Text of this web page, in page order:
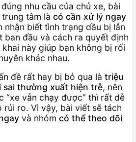
nhu cầu của chủ xe, bài
tâm là có cần xử lý ngay
nhận biết tình trạng dầu bị lẫn
ban đầu và cách ra quyết định
này giúp bạn không bị rối
khác nhau.
đề rất hay bị bỏ qua là triệu
thường xuất hiện trễ, nên
“xe vẫn chạy được” thì rất dễ
rủi ro. Vì vậy, bài viết sẽ tách
và nhóm có thể theo dõi